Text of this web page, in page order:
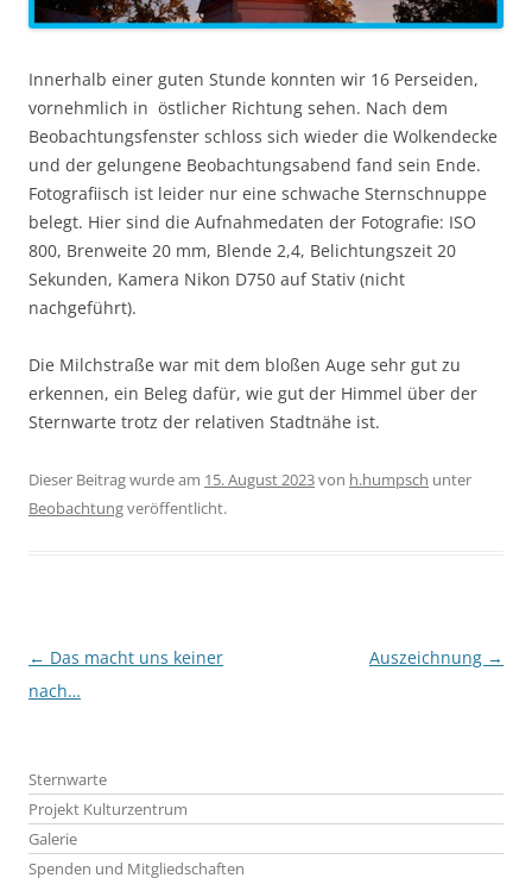
Innerhalb einer guten Stunde konnten wir 16 Perseiden,
vornehmlich in östlicher Richtung sehen. Nach dem
Beobachtungsfenster schloss sich wieder die Wolkendecke
und der gelungene Beobachtungsabend fand sein Ende.
Fotografiisch ist leider nur eine schwache Sternschnuppe
belegt. Hier sind die Aufnahmedaten der Fotografie: ISO
800, Brenweite 20 mm, Blende 2,4, Belichtungszeit 20
Sekunden, Kamera Nikon D750 auf Stativ (nicht
nachgeführt).
Die Milchstraße war mit dem bloßen Auge sehr gut zu
erkennen, ein Beleg dafür, wie gut der Himmel über der
Sternwarte trotz der relativen Stadtnähe ist.
Dieser Beitrag wurde am 15. August 2023von h.humpsch unter
Beobachtungveröffentlicht.
Beitragsnavigation
← Das macht uns keiner
nach…
Auszeichnung →
Sternwarte
Projekt Kulturzentrum
Galerie
Spenden und Mitgliedschaften